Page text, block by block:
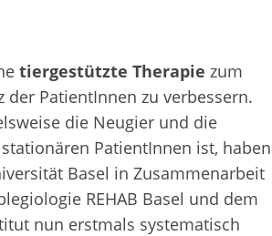
tiergestützte Therapie zum
der PatientInnen zu verbessern.
die Neugier und die
PatientInnen ist, haben
Basel in Zusammenarbeit
REHAB Basel und dem
nun erstmals systematisch